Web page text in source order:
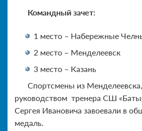
Командный зачет:
1 место – Набережные
2 место – Менделеевск
3 место – Казань
Спортсмены из
руководством тренера СШ
Сергея Ивановича завоевали в
медаль.